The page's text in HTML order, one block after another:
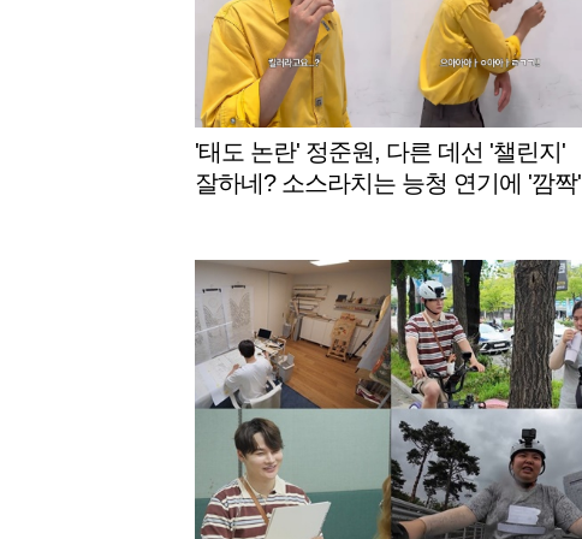
'태도 논란' 정준원, 다른 데선 '챌린지'
잘하네? 소스라치는 능청 연기에 '깜짝'